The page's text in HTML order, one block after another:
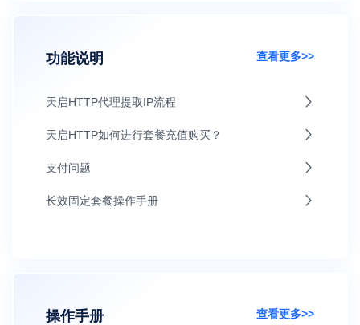
功能说明 查看更多>>
天启HTTP代理提取IP流程
天启HTTP如何进行套餐充值购买？
支付问题
长效固定套餐操作手册
操作手册 查看更多>>